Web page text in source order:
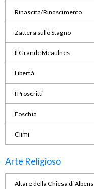
Rinascita/Rinascimento
Zattera sullo Stagno
Il Grande Meaulnes
Libertà
I Proscritti
Foschia
Climi
Arte Religioso
Altare della Chiesa di Albens